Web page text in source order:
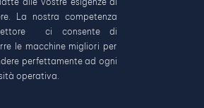
La nostra competenza
ci consente di
le macchine migliori per
perfettamente ad ogni
operativa.